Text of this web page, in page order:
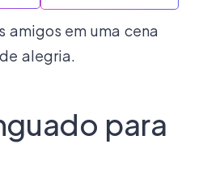
amigos em uma cena
alegria.
para